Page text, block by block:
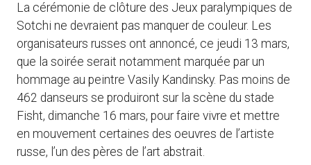
La cérémonie de clôture des Jeux paralympiques de
Sotchi ne devraient pas manquer de couleur. Les
organisateurs russes ont annoncé, ce jeudi 13 mars,
que la soirée serait notamment marquée par un
hommage au peintre Vasily Kandinsky. Pas moins de
462 danseurs se produiront sur la scène du stade
Fisht, dimanche 16 mars, pour faire vivre et mettre
en mouvement certaines des oeuvres de l’artiste
russe, l’un des pères de l’art abstrait.